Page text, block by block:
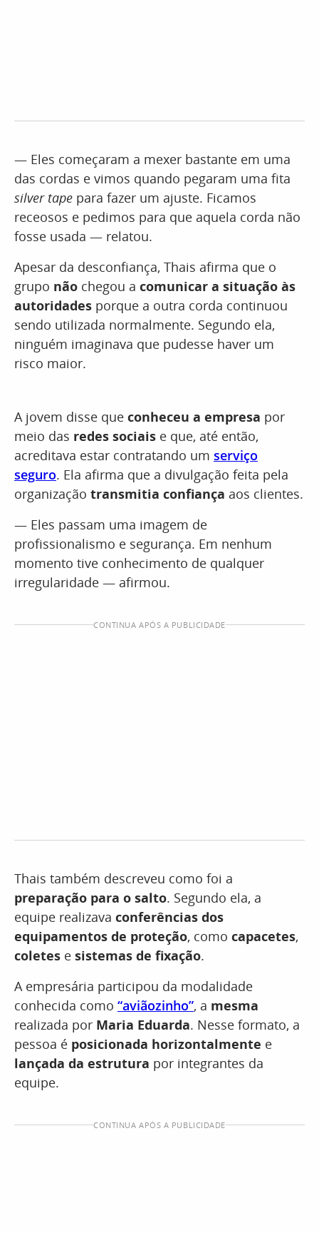
— Eles começaram a mexer bastante em uma
das cordas e vimos quando pegaram uma fita
silver tape para fazer um ajuste. Ficamos
receosos e pedimos para que aquela corda não
fosse usada — relatou.
Apesar da desconfiança, Thais afirma que o
grupo não chegou a comunicar a situação às
autoridades porque a outra corda continuou
sendo utilizada normalmente. Segundo ela,
ninguém imaginava que pudesse haver um
risco maior.
A jovem disse que conheceu a empresa por
meio das redes sociais e que, até então,
acreditava estar contratando um serviço
seguro. Ela afirma que a divulgação feita pela
organização transmitia confiança aos clientes.
— Eles passam uma imagem de
profissionalismo e segurança. Em nenhum
momento tive conhecimento de qualquer
irregularidade — afirmou.
CONTINUA APÓS A PUBLICIDADE
Thais também descreveu como foi a
preparação para o salto. Segundo ela, a
equipe realizava conferências dos
equipamentos de proteção, como capacetes,
coletes e sistemas de fixação.
A empresária participou da modalidade
conhecida como “aviãozinho”, a mesma
realizada por Maria Eduarda. Nesse formato, a
pessoa é posicionada horizontalmente e
lançada da estrutura por integrantes da
equipe.
CONTINUA APÓS A PUBLICIDADE